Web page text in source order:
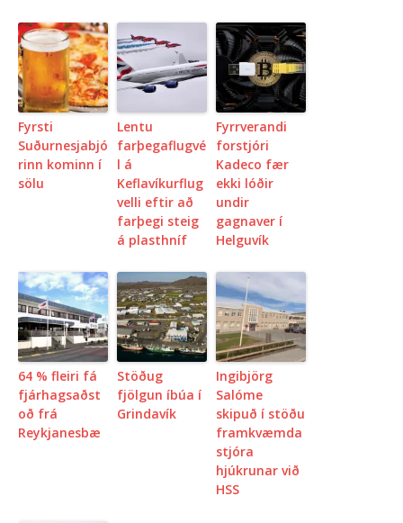
Fyrsti
Suðurnesjabjó
rinn kominn í
sölu
Lentu
farþegaflugvé
l á
Keflavíkurflug
velli eftir að
farþegi steig
á plasthníf
Fyrrverandi
forstjóri
Kadeco fær
ekki lóðir
undir
gagnaver í
Helguvík
64 % fleiri fá
fjárhagsaðst
oð frá
Reykjanesbæ
Stöðug
fjölgun íbúa í
Grindavík
Ingibjörg
Salóme
skipuð í stöðu
framkvæmda
stjóra
hjúkrunar við
HSS